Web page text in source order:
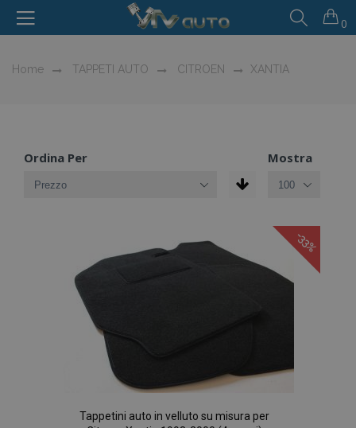
0
Home TAPPETI AUTO CITROEN XANTIA
Ordina Per Mostra
-33%
Tappetini auto in velluto su misura per